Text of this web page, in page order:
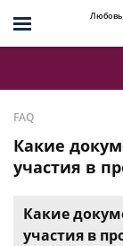
FAQ
Какие
участия в
Какие
участия в